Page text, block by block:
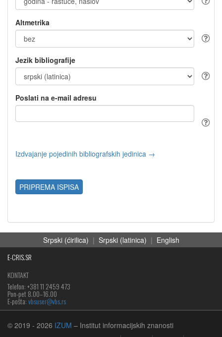
Altmetrika
Jezik bibliografije
Poslati na e-mail adresu
Izdvajanje pojedinih bibliografskih jedinica →
PRIPREMA ISPISA
Srpski (ćirilica) | Srpski (latinica) | English
E-CRIS.SR
KONTAKT
Telefon: +381 11 2459 473
Pon-pet 8.00–16.00
E-pošta:vbsuser@vbs.rs
© 2019 - 2026 IZUM – Institut informacijskih znanosti